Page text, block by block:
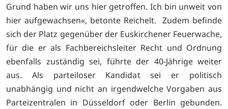
Grund haben wir uns hier getroffen. Ich bin unweit von
hier aufgewachsen«, betonte Reichelt. Zudem befinde
sich der Platz gegenüber der Euskirchener Feuerwache,
für die er als Fachbereichsleiter Recht und Ordnung
ebenfalls zuständig sei, führte der 40-Jährige weiter
aus. Als parteiloser Kandidat sei er politisch
unabhängig und nicht an irgendwelche Vorgaben aus
Parteizentralen in Düsseldorf oder Berlin gebunden.